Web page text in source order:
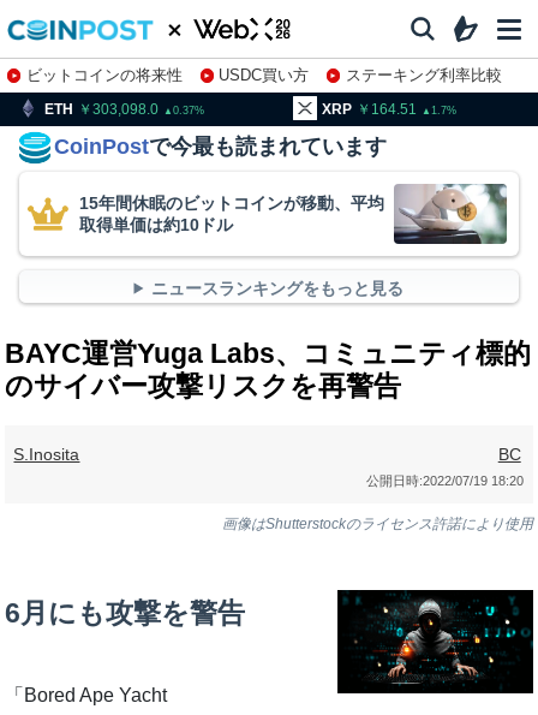
ビットコインの将来性 USDC買い方
ステーキング利率比較
株特集・関連銘柄
0.37 164.51 1.7
CoinPostで今最も読まれています
15年間休眠のビットコインが移動、平均
取得単価は約10ドル
ニュースランキングをもっと見る
BAYC運営Yuga Labs、コミュニティ標的
のサイバー攻撃リスクを再警告
S.Inosita BC
公開日時:2022/07/19 18:20
画像はShutterstockのライセンス許諾により使用
6月にも攻撃を警告
「Bored Ape Yacht